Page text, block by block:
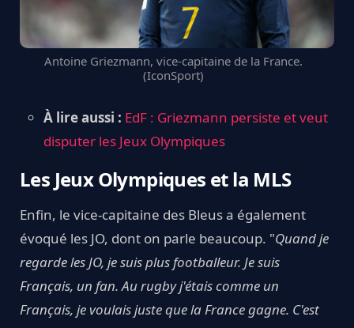
Antoine Griezmann, vice-capitaine de la France.
(IconSport)
À lire aussi : EdF : Griezmann persiste et veut
disputer les Jeux Olympiques
Les Jeux Olympiques et la MLS
Enfin, le vice-capitaine des Bleus a également
évoqué les JO, dont on parle beaucoup. "Quand je
regarde les JO, je suis plus footballeur. Je suis
Français, un fan. Au rugby j'étais comme un
Français, je voulais juste que la France gagne. C'est